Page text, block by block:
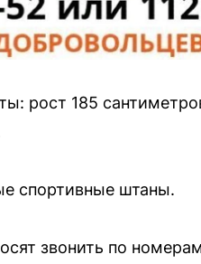
рост 185
спортивные штаны.
звонить по